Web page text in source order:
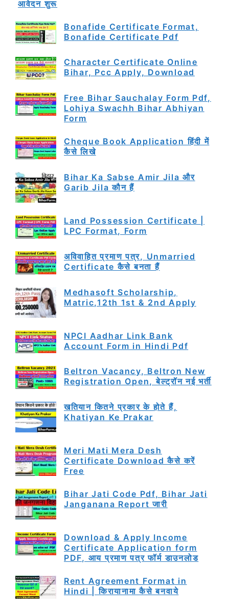
आवेदन शुरू
Bonafide Certificate Format,
Bonafide Certificate Pdf
Character Certificate Online
Bihar, Pcc Apply, Download
Free Bihar Sauchalay Form Pdf,
Lohiya Swachh Bihar Abhiyan
Form
Cheque Book Application हिंदी में
कैसे लिखे
Bihar Ka Sabse Amir Jila और
Garib Jila कौन हैं
Land Possession Certificate |
LPC Format, Form
अविवाहित प्रमाण पत्र, Unmarried
Certificate कैसे बनता हैं
Medhasoft Scholarship,
Matric,12th 1st & 2nd Apply
NPCI Aadhar Link Bank
Account Form in Hindi Pdf
Beltron Vacancy, Beltron New
Registration Open, बेल्ट्रॉन नई भर्ती
खतियान कितने प्रकार के होते हैं,
Khatiyan Ke Prakar
Meri Mati Mera Desh
Certificate Download कैसे करें
Free
Bihar Jati Code Pdf, Bihar Jati
Janganana Report जारी
Download & Apply Income
Certificate Application form
PDF, आय प्रमाण पत्र फॉर्म डाउनलोड
Rent Agreement Format in
Hindi | किरायानामा कैसे बनवाये